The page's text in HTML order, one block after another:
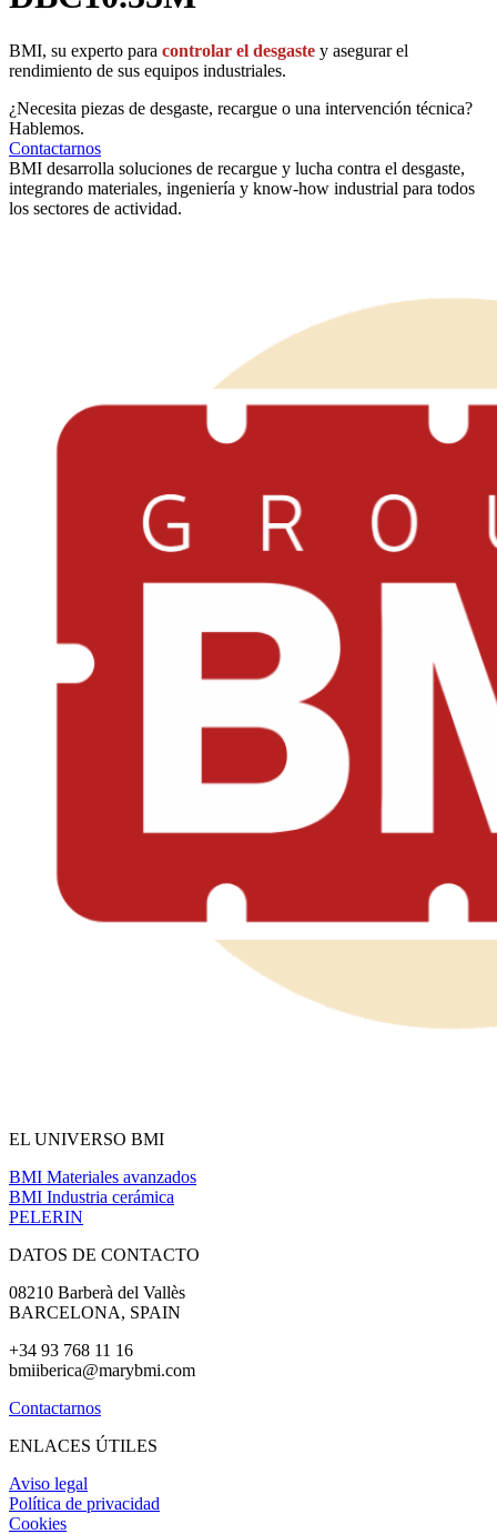
BMI, su experto para controlar el desgaste y asegurar el
rendimiento de sus equipos industriales.
¿Necesita piezas de desgaste, recargue o una intervención técnica?
Hablemos.
Contactarnos
BMI desarrolla soluciones de recargue y lucha contra el desgaste,
integrando materiales, ingeniería y know-how industrial para todos
los sectores de actividad.
EL UNIVERSO BMI
BMI Materiales avanzados
BMI Industria cerámica
PELERIN
DATOS DE CONTACTO
08210 Barberà del Vallès
BARCELONA, SPAIN
+34 93 768 11 16
bmiiberica@marybmi.com
Contactarnos
ENLACES ÚTILES
Aviso legal
Política de privacidad
Cookies